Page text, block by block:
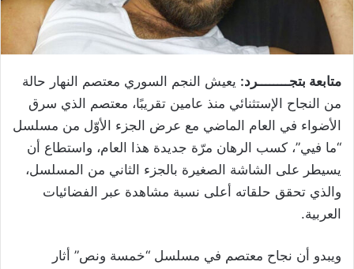
متابعة بتجــــــــرد: يعيش النجم السوري معتصم النهار حالة
من النجاح الإستثنائي منذ عامين تقريبًا، معتصم الذي سرق
الأضواء في العام الماضي مع عرض الجزء الأوّل من مسلسل
“ما فيي”، كسب الرهان مرّة جديدة هذا العام، واستطاع أن
يسيطر على الشاشة الصغيرة بالجزء الثاني من المسلسل،
والذي تحقق حلقاته أعلى نسبة مشاهدة عبر الفضائيات
العربية.
ويبدو أن نجاح معتصم في مسلسل “خمسة ونص” أثار